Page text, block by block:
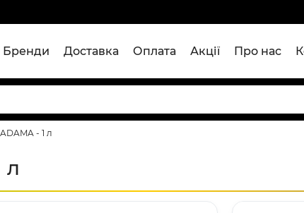
Бренди Доставка Оплата Акції Про нас
- 1 л
л